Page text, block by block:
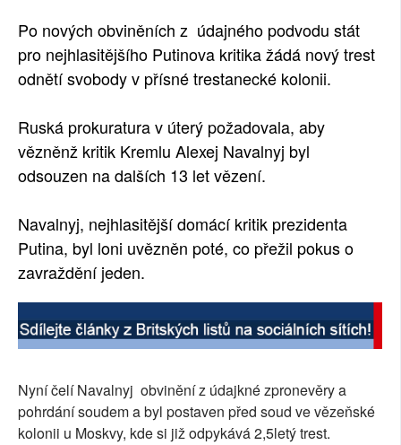
SOCIÁLNÍ SÍTĚ
RUBRIKY
Po nových obviněních z údajného podvodu stát
pro nejhlasitějšího Putinova kritika žádá nový trest
odnětí svobody v přísné trestanecké kolonii.
Ruská prokuratura v úterý požadovala, aby
vězněnž kritik Kremlu Alexej Navalnyj byl
odsouzen na dalších 13 let vězení.
Navalnyj, nejhlasitější domácí kritik prezidenta
Putina, byl loni uvězněn poté, co přežil pokus o
zavraždění jeden.
Nyní čelí Navalnyj obvinění z údajkné zpronevěry a
pohrdání soudem a byl postaven před soud ve vězeňské
kolonii u Moskvy, kde si již odpykává 2,5letý trest.